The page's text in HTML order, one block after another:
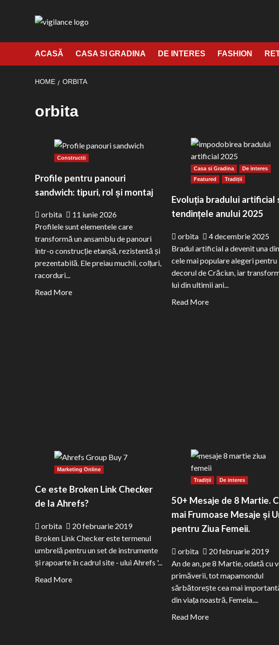
ACASĂ CASA SI GRADINA DE INTERES FASHION
HOME ORBITA
orbita
Constructii
Profile pentru panouri
sandwich: tipuri, rol și montaj
orbita
11 iunie 2026
Profilele sunt elementele care
transformă un ansamblu de panouri
într-o construcție etanșă, rezistentă și
prezentabilă. Ele preiau muchii, colțuri,
racorduri...
Read MoreRead
Casa si Gradina
De interes
Featured
Tradiții
Evoluția bradului artificial
tendințele anului 2025
orbita
4 decembrie 2025
Bradul artificial a devenit una
cele mai populare alegeri pentru
decorul de Crăciun, iar
lui din ultimii ani...
Read MoreRead
Marketing Online
Ce este Broken Link Checker
de la Ahrefs?
orbita
20 februarie 2019
Broken Link Checker este termenul
umbrelă pentru un set de instrumente
și rapoarte în cadrul site - ului Ahrefs '...
Read MoreRead
Tradiții De interes
50+ Mesaje de 8 Martie.
mai Frumoase Mesaje și
pentru Ziua Femeii.
orbita
20 februarie 2019
An de an, pe 8 Martie, odată cu
primăverii, tot mapamondul
sărbătorește cea mai
din viața noastră, Femeia....
Read MoreRead
Paginație
articole